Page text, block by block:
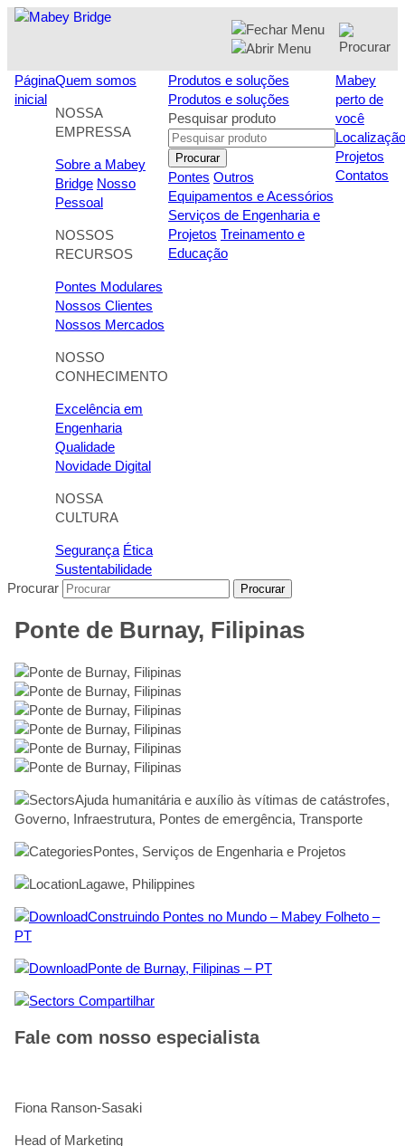
Skip
Página
inicial
Quem somos
NOSSA
EMPRESSA
Sobre a Mabey
Bridge Nosso
Pessoal
NOSSOS
RECURSOS
Pontes Modulares
Nossos Clientes
Nossos Mercados
NOSSO
CONHECIMENTO
Excelência em
Engenharia
Qualidade
Novidade Digital
NOSSA
CULTURA
Segurança Ética
Sustentabilidade
Produtos e soluções
Produtos e soluções
Pesquisar produto
Procurar
Pontes Outros
Equipamentos e Acessórios
Serviços de Engenharia e
Projetos Treinamento e
Educação
Mabey
perto de
você
Localização
Projetos
Contatos
Procurar Procurar
Ponte de Burnay, Filipinas
Ajuda humanitária e auxílio às vítimas de catástrofes,
Governo, Infraestrutura, Pontes de emergência, Transporte
Pontes, Serviços de Engenharia e Projetos
Lagawe, Philippines
Construindo Pontes no Mundo – Mabey Folheto –
PT
Ponte de Burnay, Filipinas – PT
Compartilhar
Fale com nosso especialista
Fiona Ranson-Sasaki
Head of Marketing